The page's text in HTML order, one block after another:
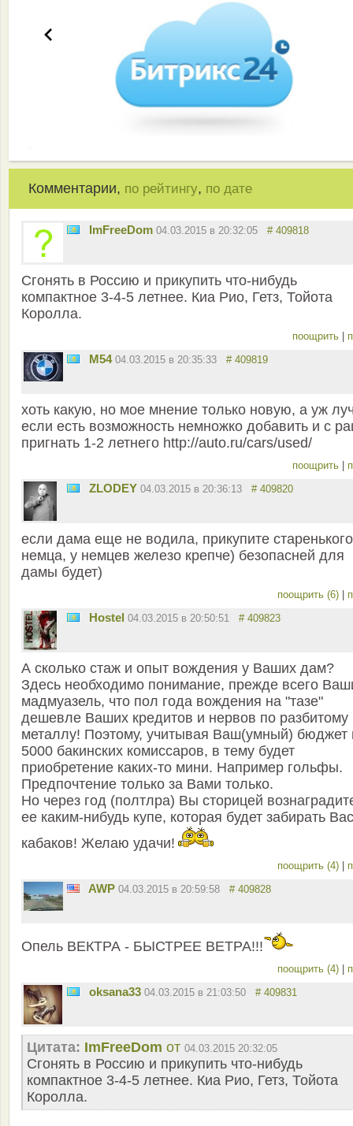
Комментарии, по рейтингу, по дате
ImFreeDom 04.03.2015 в 20:32:05 # 409818
Сгонять в Россию и прикупить что-нибудь
компактное 3-4-5 летнее. Киа Рио, Гетз, Тойота
Королла.
поощрить
M54 04.03.2015 в 20:35:33 # 409819
хоть какую, но мое мнение только новую, а уж
если есть возможность немножко добавить и с
пригнать 1-2 летнего http://auto.ru/cars/used/
поощрить
ZLODEY 04.03.2015 в 20:36:13 # 409820
если дама еще не водила, прикупите старенького
немца, у немцев железо крепче) безопасней для
дамы будет)
поощрить (6)
Hostel 04.03.2015 в 20:50:51 # 409823
А сколько стаж и опыт вождения у Ваших дам?
Здесь необходимо понимание, прежде всего
мадмуазель, что пол года вождения на "тазе"
дешевле Ваших кредитов и нервов по разбитому
металлу! Поэтому, учитывая Ваш(умный) бюджет
5000 бакинских комиссаров, в тему будет
приобретение каких-то мини. Например гольфы.
Предпочтение только за Вами только.
Но через год (полтлра) Вы сторицей
ее каким-нибудь купе, которая будет забирать
кабаков! Желаю удачи!
поощрить (4)
AWP 04.03.2015 в 20:59:58 # 409828
Опель ВЕКТРА - БЫСТРЕЕ ВЕТРА!!!
поощрить (4)
oksana33 04.03.2015 в 21:03:50 # 409831
Цитата: ImFreeDom от 04.03.2015 20:32:05
Сгонять в Россию и прикупить что-нибудь
компактное 3-4-5 летнее. Киа Рио, Гетз, Тойота
Королла.